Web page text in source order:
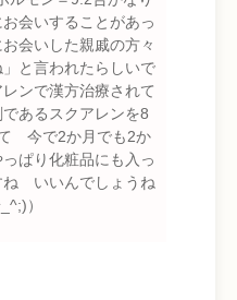
会いすることがあっ
会いした親戚の方々
と言われたらしいで
ンで漢方治療されて
あるスクアレンを8
今で2か月でも2か
ぱり化粧品にも入っ
ね いいんでしょうね
）